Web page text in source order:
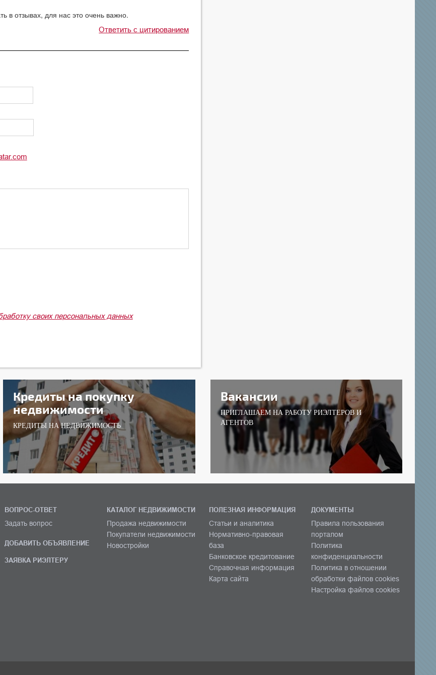
в отзывах, для нас это очень важно.
Ответить с цитированием
своих персональных данных
Кредиты на покупку
недвижимости
КРЕДИТЫ НА НЕДВИЖИМОСТЬ
Вакансии
ПРИГЛАШАЕМ НА РАБОТУ РИЭЛТЕРОВ И
АГЕНТОВ
ВОПРОС-ОТВЕТ
Задать вопрос
ДОБАВИТЬ ОБЪЯВЛЕНИЕ
ЗАЯВКА РИЭЛТЕРУ
КАТАЛОГ НЕДВИЖИМОСТИ
Продажа недвижимости
Покупатели недвижимости
Новостройки
ПОЛЕЗНАЯ ИНФОРМАЦИЯ
Статьи и аналитика
Нормативно-правовая
база
Банковское кредитование
Справочная информация
Карта сайта
ДОКУМЕНТЫ
Правила пользования
порталом
Политика
конфиденциальности
Политика в отношении
обработки файлов cookies
Настройка файлов cookies